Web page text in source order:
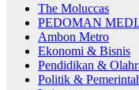
The Moluccas
PEDOMAN
Ambon Metro
Ekonomi & Bisnis
Pendidikan &
Politik &